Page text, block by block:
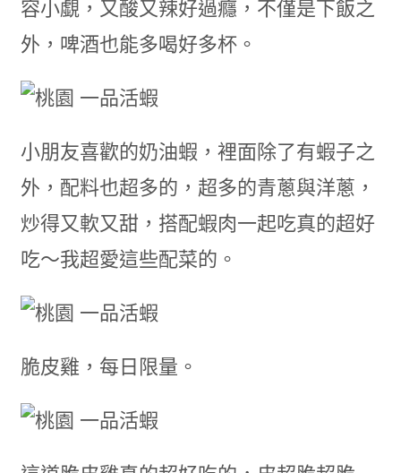
容小覷，又酸又辣好過癮，不僅是下飯之
外，啤酒也能多喝好多杯。
小朋友喜歡的奶油蝦，裡面除了有蝦子之
外，配料也超多的，超多的青蔥與洋蔥，
炒得又軟又甜，搭配蝦肉一起吃真的超好
吃～我超愛這些配菜的。
脆皮雞，每日限量。